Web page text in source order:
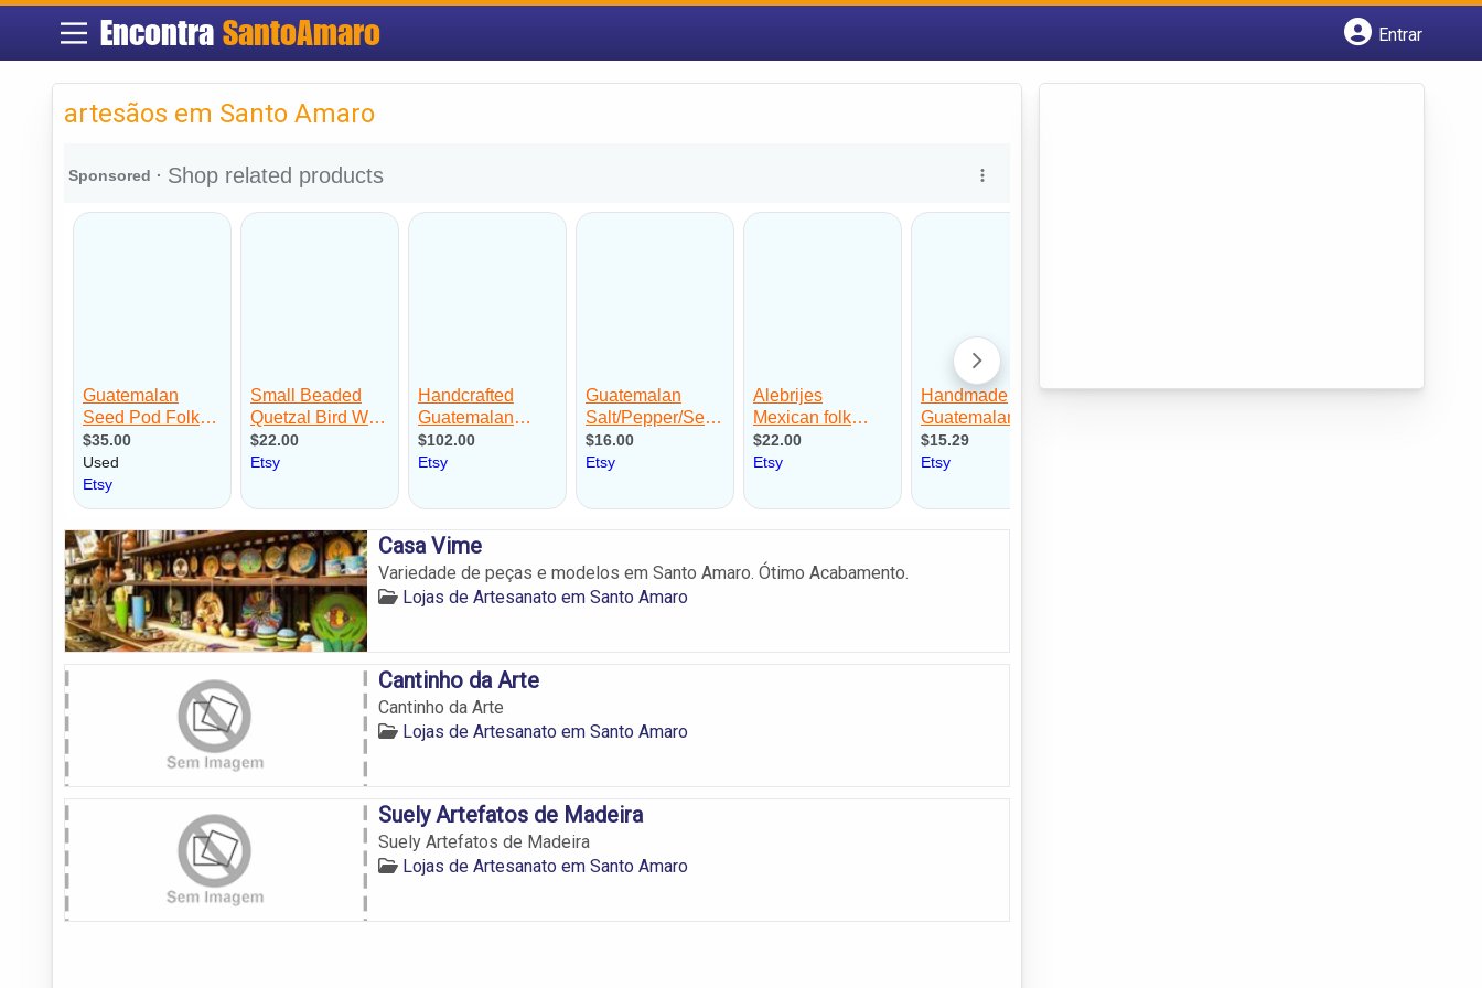
Encontra SantoAmaro
Entrar
artesãos em Santo Amaro
Casa Vime
Variedade de peças e modelos em Santo Amaro. Ótimo Acabamento.
Lojas de Artesanato em Santo Amaro
Cantinho da Arte
Cantinho da Arte
Lojas de Artesanato em Santo Amaro
Suely Artefatos de Madeira
Suely Artefatos de Madeira
Lojas de Artesanato em Santo Amaro